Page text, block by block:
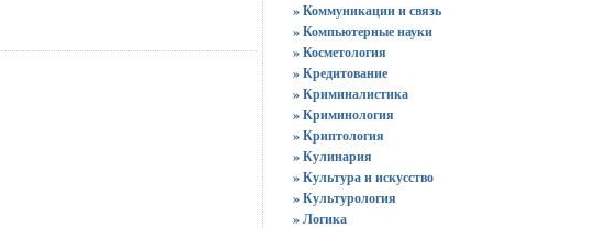
» Коммуникации и связь
» Компьютерные науки
» Косметология
» Кредитование
» Криминалистика
» Криминология
» Криптология
» Кулинария
» Культура и искусство
» Культурология
» Логика